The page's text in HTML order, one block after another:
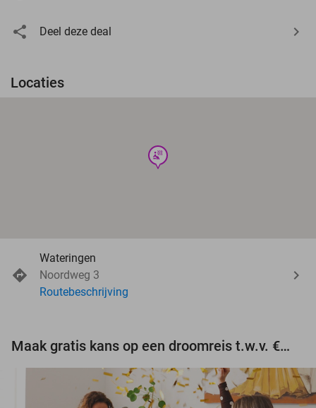
Deel deze deal
Locaties
wellness
Wateringen
Noordweg 3
Routebeschrijving
Maak gratis kans op een droomreis t.w.v. €3.000!